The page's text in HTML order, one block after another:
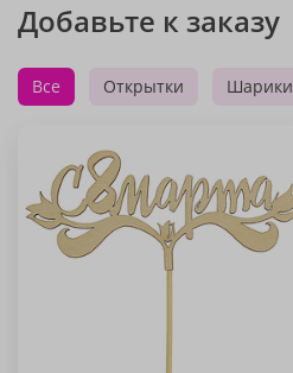
Добавьте к заказу
Все Открытки Шарики